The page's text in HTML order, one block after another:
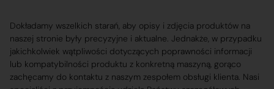
Dokładamy wszelkich starań, aby opisy i zdjęcia produktów na
naszej stronie były precyzyjne i aktualne. Jednakże, w przypadku
jakichkolwiek wątpliwości dotyczących poprawności informacji
lub kompatybilności produktu z konkretną maszyną, gorąco
zachęcamy do kontaktu z naszym zespołem obsługi klienta. Nasi